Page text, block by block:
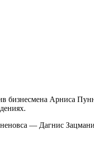
бизнесмена Арниса
— Дагнис